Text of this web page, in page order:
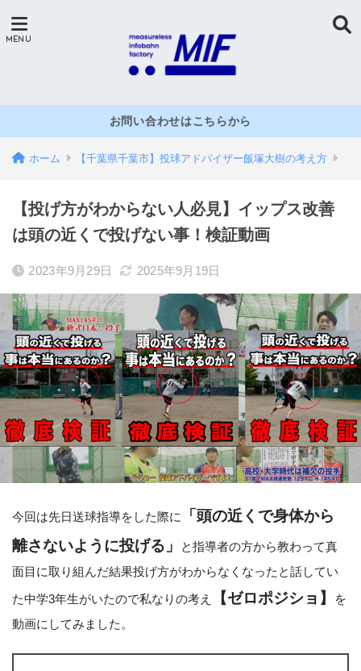
お問い合わせはこちらから
ホーム 【千葉県千葉市】投球アドバイザー飯塚大樹の考え方
【投げ方がわからない人必見】イップス改善
は頭の近くで投げない事！検証動画
2023年9月29日 2025年9月19日
今回は先日送球指導をした際に
「頭の近くで身体から
離さないように投げる」
と指導者の方から教わって真
面目に取り組んだ結果投げ方がわからなくなったと話してい
た中学3年生がいたので私なりの考え 【ゼロポジショ】
を
動画にしてみました。